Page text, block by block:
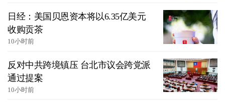
日经：美国贝恩资本将以6.35亿美元
收购贡茶
10小时前
反对中共跨境镇压 台北市议会跨党派
通过提案
10小时前